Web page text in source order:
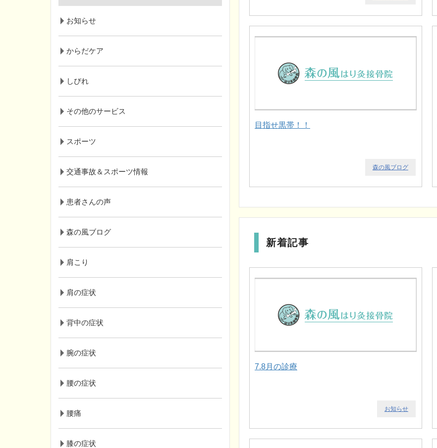
目指せ黒帯！！
森の風ブログ
新着記事
7.8月の診療
お知らせ
お知らせ
からだケア
しびれ
その他のサービス
スポーツ
交通事故＆スポーツ情報
患者さんの声
森の風ブログ
肩こり
肩の症状
背中の症状
腕の症状
腰の症状
腰痛
膝の症状